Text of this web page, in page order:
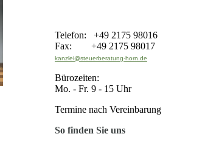
Telefon: +49 2175 98016
Fax: +49 2175 98017
kanzlei@steuerberatung-horn.de
Bürozeiten:
Mo. - Fr. 9 - 15 Uhr
Termine nach Vereinbarung
So finden Sie uns